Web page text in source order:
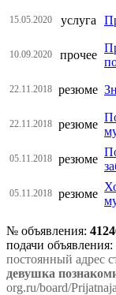
15.05.2020 услуга
10.09.2020 прочее
22.11.2018 резюме
22.11.2018 резюме
05.11.2018 резюме
05.11.2018 резюме
№ объявления:
подачи объявления:
постоянный адрес
девушка
org.ru/board/